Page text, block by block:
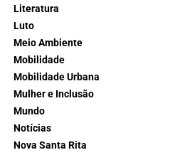
Literatura
Luto
Meio Ambiente
Mobilidade
Mobilidade Urbana
Mulher e Inclusão
Mundo
Notícias
Nova Santa Rita